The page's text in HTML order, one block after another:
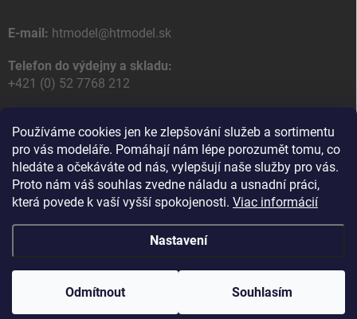
Používáme cookies jen ke zlepšování služeb a sortimentu
pro vás modeláře. Pomáhají nám lépe porozumět tomu, co
hledáte a očekáváte od nás, vylepšují naše služby pro vás.
Proto nám váš souhlas zvedne náladu a usnadní práci,
která povede k vaší vyšší spokojenosti. Viac informácií
Nastavení
Odmítnout Souhlasím
E-mail: htmodel@htmodel.sk
Telefon do výdejny a skladu:
+421 (0) 52 7768 212
HT model
Na letisko 49
058 01 Poprad
Slovenská Republika
Vytvořil Shoptet
Copyright 2026HT model. Všechna práva vyhrazena.Upravit nastavení